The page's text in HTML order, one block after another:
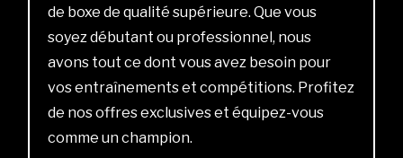
de boxe de qualité supérieure. Que vous
soyez débutant ou professionnel, nous
avons tout ce dont vous avez besoin pour
vos entraînements et compétitions. Profitez
de nos offres exclusives et équipez-vous
comme un champion.